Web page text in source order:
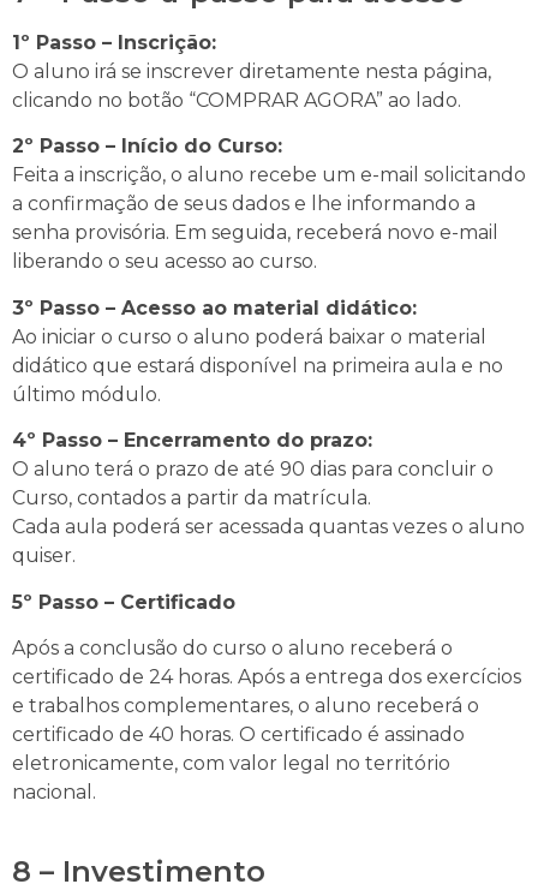
1º Passo – Inscrição:
O aluno irá se inscrever diretamente nesta página,
clicando no botão “COMPRAR AGORA” ao lado.
2º Passo – Início do Curso:
Feita a inscrição, o aluno recebe um e-mail solicitando
a confirmação de seus dados e lhe informando a
senha provisória. Em seguida, receberá novo e-mail
liberando o seu acesso ao curso.
3º Passo – Acesso ao material didático:
Ao iniciar o curso o aluno poderá baixar o material
didático que estará disponível na primeira aula e no
último módulo.
4º Passo – Encerramento do prazo:
O aluno terá o prazo de até 90 dias para concluir o
Curso, contados a partir da matrícula.
Cada aula poderá ser acessada quantas vezes o aluno
quiser.
5º Passo – Certificado
Após a conclusão do curso o aluno receberá o
certificado de 24 horas. Após a entrega dos exercícios
e trabalhos complementares, o aluno receberá o
certificado de 40 horas. O certificado é assinado
eletronicamente, com valor legal no território
nacional.
8 – Investimento